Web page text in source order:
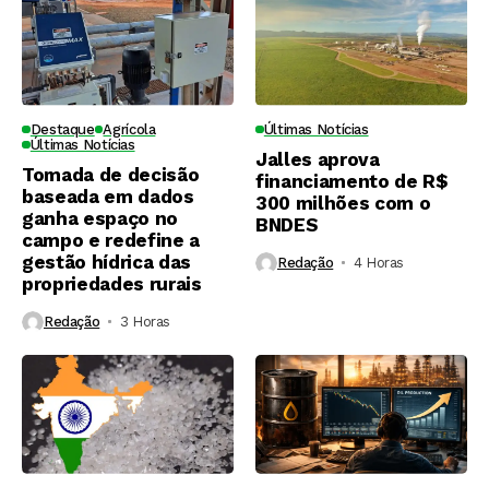
Destaque Agrícola
Últimas Notícias
Tomada de decisão
baseada em dados
ganha espaço no
campo e redefine a
gestão hídrica das
propriedades rurais
Redação 3 Horas ⁮
Últimas Notícias
Jalles aprova
financiamento de R$
300 milhões com o
BNDES
Redação 4 Horas ⁮